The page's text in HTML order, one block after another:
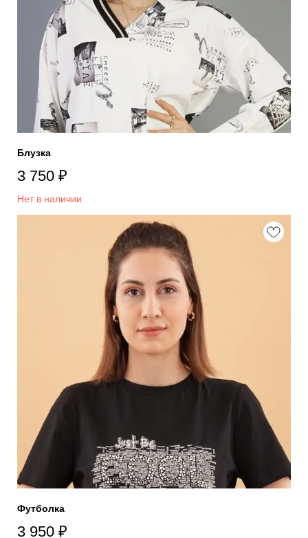
Блузка
3 750 ₽
Нет в наличии
Футболка
3 950 ₽